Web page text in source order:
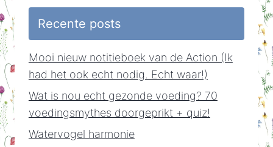
Recente posts
Mooi nieuw notitieboek van de Action (Ik
had het ook echt nodig. Echt waar!)
Wat is nou echt gezonde voeding? 70
voedingsmythes doorgeprikt + quiz!
Watervogel harmonie